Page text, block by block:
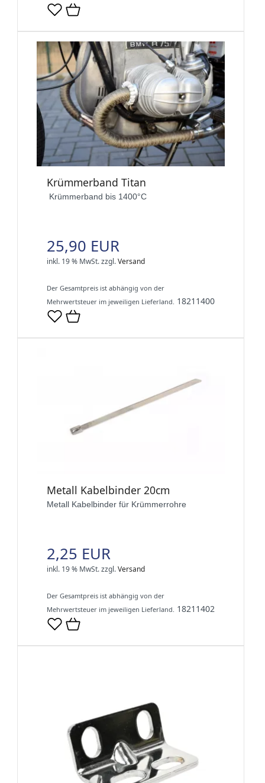
Krümmerband Titan
Krümmerband bis 1400°C
25,90 EUR
inkl. 19 % MwSt.zzgl.Versand
Der Gesamtpreis ist abhängig von der
Mehrwertsteuer im jeweiligen Lieferland. 18211400
Metall Kabelbinder 20cm
Metall Kabelbinder für Krümmerrohre
2,25 EUR
inkl. 19 % MwSt.zzgl.Versand
Der Gesamtpreis ist abhängig von der
Mehrwertsteuer im jeweiligen Lieferland. 18211402